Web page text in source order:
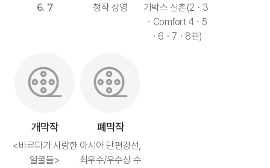
6. 7
청작 상영
가박스 신촌(2ㆍ3
ㆍComfort 4ㆍ5
ㆍ6ㆍ7ㆍ8관)
개막작
<바르다가 사랑한
얼굴들>
폐막작
아시아 단편경선,
최우수/우수상 수